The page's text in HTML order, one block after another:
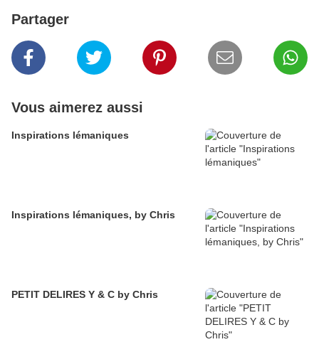
Partager
Vous aimerez aussi
Inspirations lémaniques
Inspirations lémaniques, by Chris
PETIT DELIRES Y & C by Chris